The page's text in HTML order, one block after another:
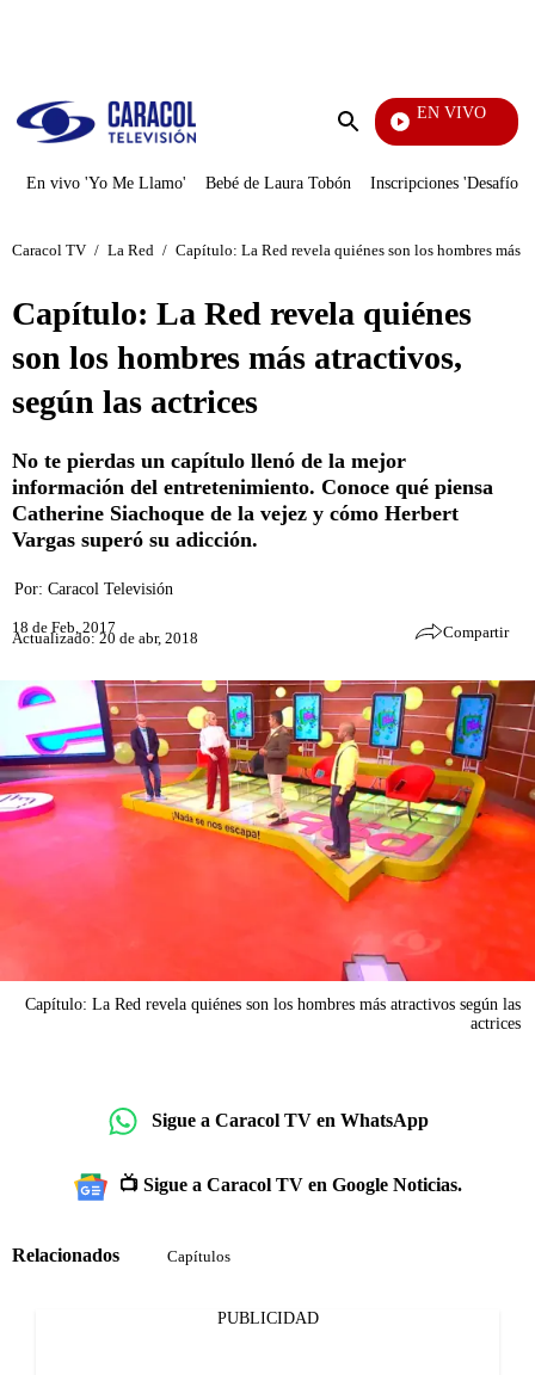
Enviar
EN VIVO
En vivo 'Yo Me Llamo' Bebé de Laura Tobón Inscripciones 'Desafío'
Caracol TV / La Red / Capítulo: La Red revela quiénes son los hombres más
Capítulo: La Red revela quiénes
son los hombres más atractivos,
según las actrices
No te pierdas un capítulo llenó de la mejor
información del entretenimiento. Conoce qué piensa
Catherine Siachoque de la vejez y cómo Herbert
Vargas superó su adicción.
Por: Caracol Televisión
18 de Feb, 2017
Actualizado: 20 de abr, 2018 Compartir
Capítulo: La Red revela quiénes son los hombres más atractivos según las
actrices
Sigue a Caracol TV en WhatsApp
📺 Sigue a Caracol TV en Google Noticias.
Relacionados Capítulos
PUBLICIDAD